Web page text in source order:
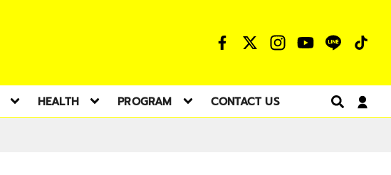
HEALTH PROGRAM CONTACT US